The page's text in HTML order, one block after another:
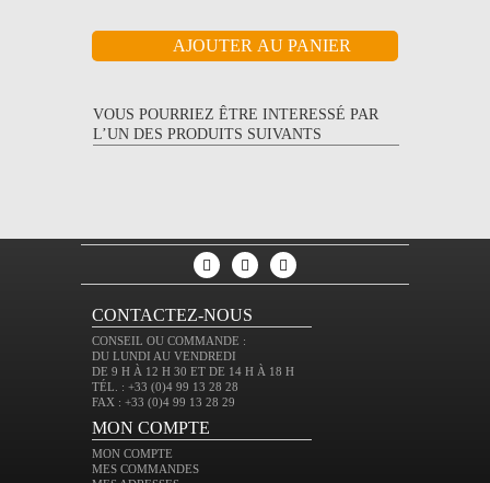
VOUS POURRIEZ ÊTRE INTERESSÉ PAR
L’UN DES PRODUITS SUIVANTS
CONTACTEZ-NOUS
CONSEIL OU COMMANDE :
DU LUNDI AU VENDREDI
DE 9 H À 12 H 30 ET DE 14 H À 18 H
TÉL. : +33 (0)4 99 13 28 28
FAX : +33 (0)4 99 13 28 29
MON COMPTE
MON COMPTE
MES COMMANDES